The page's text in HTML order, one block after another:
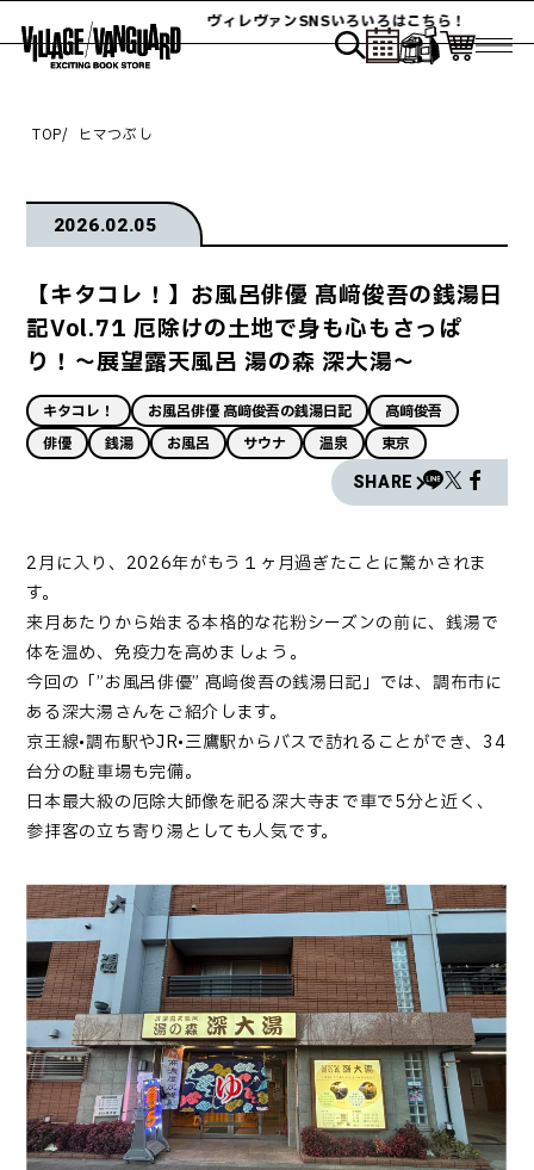
ヴィレヴァンSNSいろいろはこちら！
TOP ヒマつぶし
2026.02.05
【キタコレ！】お風呂俳優 髙﨑俊吾の銭湯日
記Vol.71 厄除けの土地で身も心もさっぱ
り！～展望露天風呂 湯の森 深大湯～
キタコレ！ お風呂俳優 髙﨑俊吾の銭湯日記
髙﨑俊吾
俳優
銭湯 お風呂 サウナ 温泉 東京
SHARE
2月に入り、2026年がもう１ヶ月過ぎたことに驚かされま
す。
来月あたりから始まる本格的な花粉シーズンの前に、銭湯で
体を温め、免疫力を高めましょう。
今回の「”お風呂俳優” 髙﨑俊吾の銭湯日記」では、調布市に
ある深大湯さんをご紹介します。
京王線•調布駅やJR•三鷹駅からバスで訪れることができ、34
台分の駐車場も完備。
日本最大級の厄除大師像を祀る深大寺まで車で5分と近く、
参拝客の立ち寄り湯としても人気です。